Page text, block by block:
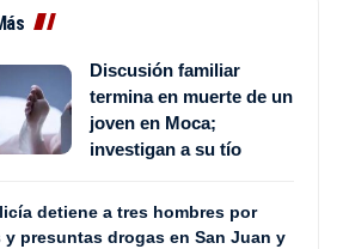
Discusión familiar
termina en muerte de un
joven en Moca;
investigan a su tío
detiene a tres hombres por
y presuntas drogas en San Juan y